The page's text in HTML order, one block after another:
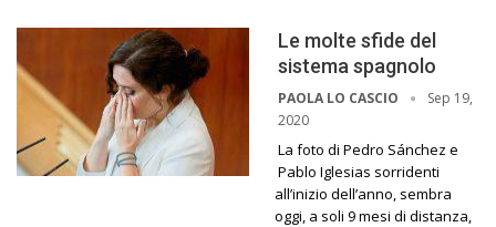
Le molte sfide del
sistema spagnolo
PAOLA LO CASCIO
Sep 19,
2020
La foto di Pedro Sánchez e
Pablo Iglesias sorridenti
all’inizio dell’anno, sembra
oggi, a soli 9 mesi di distanza,